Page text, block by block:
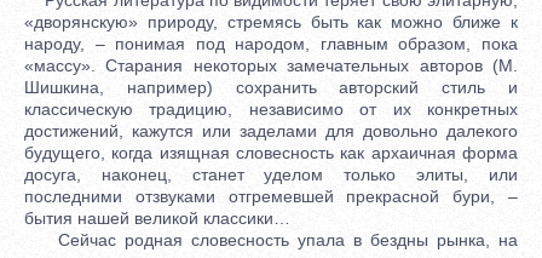
«дворянскую» природу, стремясь быть как можно ближе к
народу, – понимая под народом, главным образом, пока
«массу». Старания некоторых замечательных авторов (М.
Шишкина, например) сохранить авторский стиль и
классическую традицию, независимо от их конкретных
достижений, кажутся или заделами для довольно далекого
будущего, когда изящная словесность как архаичная форма
досуга, наконец, станет уделом только элиты, или
последними отзвуками отгремевшей прекрасной бури, –
бытия нашей великой классики…
Сейчас родная словесность упала в бездны рынка, на